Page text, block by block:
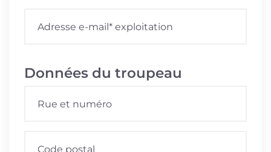
Données du troupeau